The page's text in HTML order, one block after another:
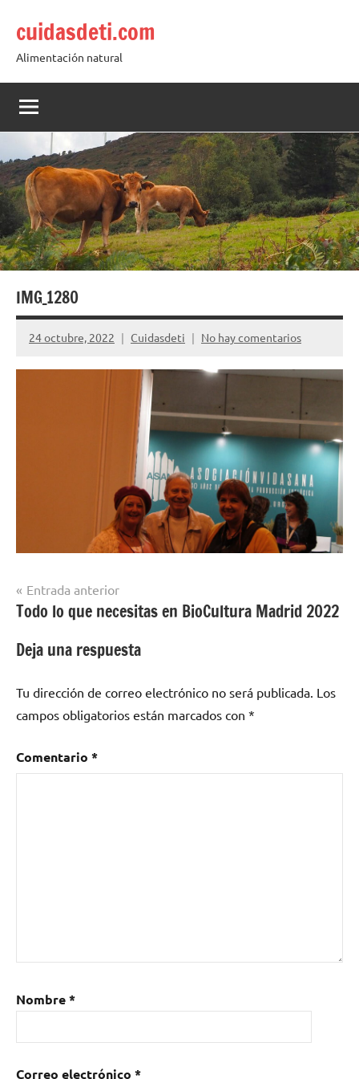
contenido
cuidasdeti.com
Alimentación natural
IMG_1280
24 octubre, 2022 Cuidasdeti No hay comentarios
Navegación
de
entradas
Entrada anterior
Todo lo que necesitas en BioCultura Madrid 2022
Deja una respuesta
Tu dirección de correo electrónico no será publicada. Los
campos obligatorios están marcados con *
Comentario *
Nombre*
Correo electrónico *